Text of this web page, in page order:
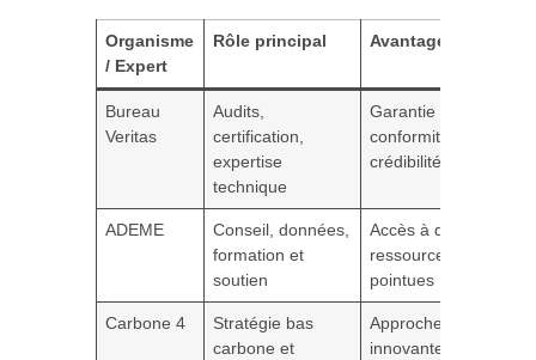
Organisme
/ Expert
Rôle principal Avantage clé
Bureau
Veritas
Audits,
certification,
expertise
technique
Garantie de
conformité et
crédibilité
ADEME
Conseil, données,
formation et
soutien
Accès à des
ressources
pointues
Carbone 4
Stratégie bas
carbone et
Approche
innovante